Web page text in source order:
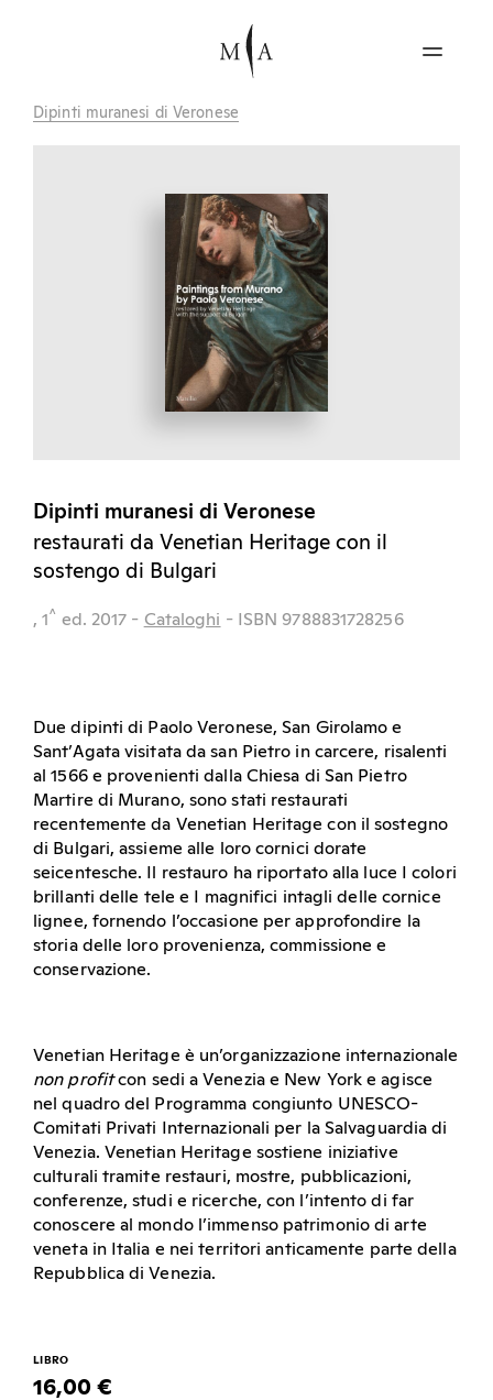
Dipinti muranesi di Veronese
Dipinti muranesi di Veronese
restaurati da Venetian Heritage con il
sostengo di Bulgari
, 1^ ed. 2017 - Cataloghi - ISBN 9788831728256
Due dipinti di Paolo Veronese, San Girolamo e
Sant’Agata visitata da san Pietro in carcere, risalenti
al 1566 e provenienti dalla Chiesa di San Pietro
Martire di Murano, sono stati restaurati
recentemente da Venetian Heritage con il sostegno
di Bulgari, assieme alle loro cornici dorate
seicentesche. Il restauro ha riportato alla luce I colori
brillanti delle tele e I magnifici intagli delle cornice
lignee, fornendo l’occasione per approfondire la
storia delle loro provenienza, commissione e
conservazione.
Venetian Heritage è un’organizzazione internazionale
non profitcon sedi a Venezia e New York e agisce
nel quadro del Programma congiunto UNESCO-
Comitati Privati Internazionali per la Salvaguardia di
Venezia. Venetian Heritage sostiene iniziative
culturali tramite restauri, mostre, pubblicazioni,
conferenze, studi e ricerche, con l’intento di far
conoscere al mondo l’immenso patrimonio di arte
veneta in Italia e nei territori anticamente parte della
Repubblica di Venezia.
LIBRO
16,00 €